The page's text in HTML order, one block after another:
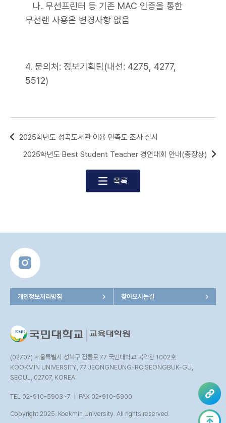
나. 무선프린터 등 기존 MAC 인증을 통한
무선랜 사용은 변경사항 없음
4. 문의처: 정보기획팀(내선: 4275, 4277,
5512)
2025학년도 성곡도서관 이용 만족도 조사 실시
목록
2025학년도 Best Student Teacher 경연대회 안내(총장상)
(02707) 서울특별시 성북구 정릉로 77 국민대학교 북악관 1002호
KOOKMIN UNIVERSITY, 77 JEONGNEUNG-RO,SEONGBUK-GU,
SEOUL, 02707, KOREA
TEL 02-910-5903~7 FAX 02-910-5900
Copyright 2025. Kookmin University. All rights reserved.
개인정보처리방침 찾아오시는길